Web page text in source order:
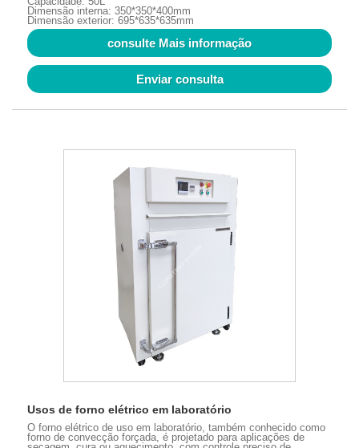
Dimensão interna: 350*350*400mm
Dimensão exterior: 695*635*635mm
consulte Mais informação
Enviar consulta
Usos de forno elétrico em laboratório
O forno elétrico de uso em laboratório, também conhecido como
forno de convecção forçada, é projetado para aplicações de